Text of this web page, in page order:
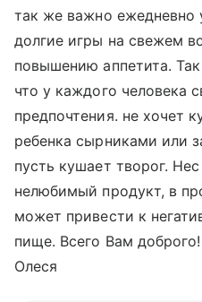
так же важно ежедневно
долгие игры на свежем
повышению аппетита.
что у каждого человека
предпочтения. не хочет
ребенка сырниками или
пусть кушает творог.
нелюбимый продукт, в
может привести к
пище. Всего Вам
Олеся